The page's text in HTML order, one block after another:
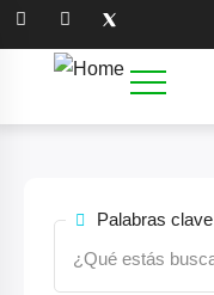
Palabras clave